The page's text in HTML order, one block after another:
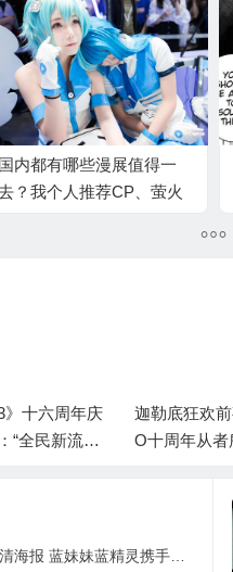
国内都有哪些漫展值得一
？我个人推荐CP、萤火
》十六周年庆
“全民新流派
迦勒底狂欢
O十周年从者